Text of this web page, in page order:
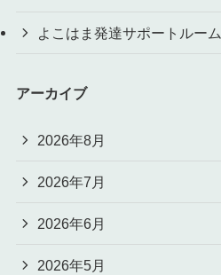
よこはま発達サポートルーム
アーカイブ
2026年8月
2026年7月
2026年6月
2026年5月